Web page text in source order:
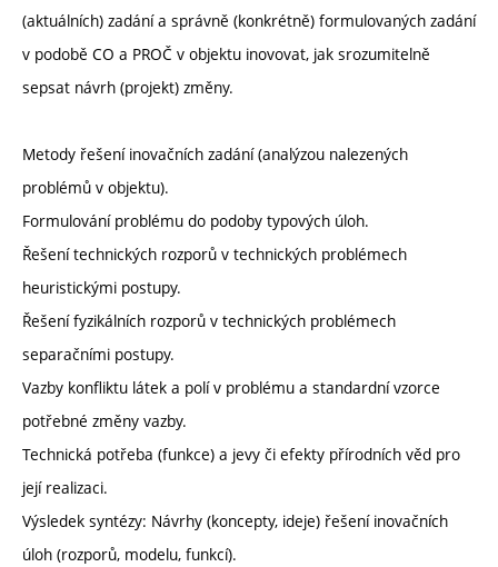
(aktuálních) zadání a správně (konkrétně) formulovaných zadání
v podobě CO a PROČ v objektu inovovat, jak srozumitelně
sepsat návrh (projekt) změny.
Metody řešení inovačních zadání (analýzou nalezených
problémů v objektu).
Formulování problému do podoby typových úloh.
Řešení technických rozporů v technických problémech
heuristickými postupy.
Řešení fyzikálních rozporů v technických problémech
separačními postupy.
Vazby konfliktu látek a polí v problému a standardní vzorce
potřebné změny vazby.
Technická potřeba (funkce) a jevy či efekty přírodních věd pro
její realizaci.
Výsledek syntézy: Návrhy (koncepty, ideje) řešení inovačních
úloh (rozporů, modelu, funkcí).